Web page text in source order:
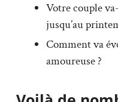
Votre couple
jusqu’au
Comment va
amoureuse ?